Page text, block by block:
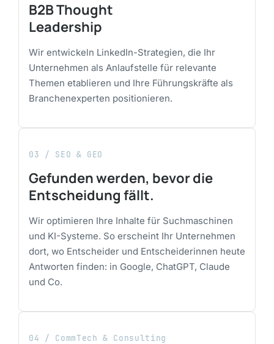
B2B Thought
Leadership
Wir entwickeln LinkedIn-Strategien, die Ihr
Unternehmen als Anlaufstelle für relevante
Themen etablieren und Ihre Führungskräfte als
Branchenexperten positionieren.
03 / SEO & GEO
Gefunden werden, bevor die
Entscheidung fällt.
Wir optimieren Ihre Inhalte für Suchmaschinen
und KI-Systeme. So erscheint Ihr Unternehmen
dort, wo Entscheider und Entscheiderinnen heute
Antworten finden: in Google, ChatGPT, Claude
und Co.
04 / CommTech & Consulting